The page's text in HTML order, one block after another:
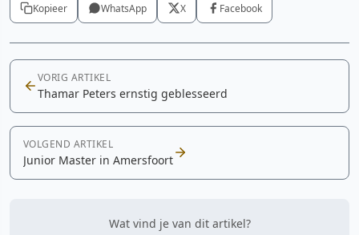
Kopieer WhatsApp X Facebook
VORIG ARTIKEL
Thamar Peters ernstig geblesseerd
VOLGEND ARTIKEL
Junior Master in Amersfoort
Wat vind je van dit artikel?